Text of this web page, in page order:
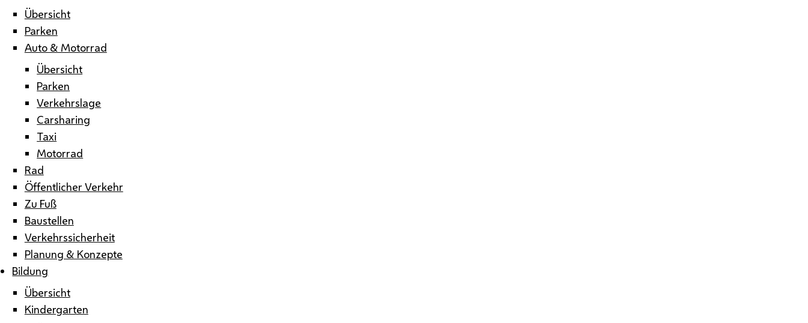
Übersicht
Parken
Auto & Motorrad
Übersicht
Parken
Verkehrslage
Carsharing
Taxi
Motorrad
Rad
Öffentlicher Verkehr
Zu Fuß
Baustellen
Verkehrssicherheit
Planung & Konzepte
Bildung
Übersicht
Kindergarten